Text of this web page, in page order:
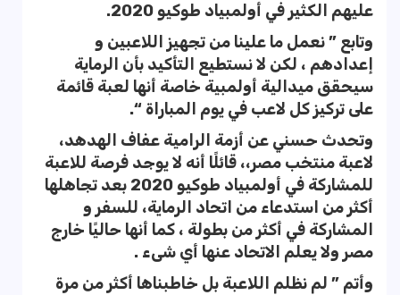
عليهم الكثير في أولمبياد طوكيو 2020.
وتابع ” نعمل ما علينا من تجهيز اللاعبين و
إعدادهم ، لكن لا نستطيع التأكيد بأن الرماية
سيحقق ميدالية أولمبية خاصة أنها لعبة قائمة
على تركيز كل لاعب في يوم المباراة “.
وتحدث حسني عن أزمة الرامية عفاف الهدهد،
لاعبة منتخب مصر،، قائلًا أنه لا يوجد فرصة للاعبة
للمشاركة في أولمبياد طوكيو 2020 بعد تجاهلها
أكثر من استدعاء من اتحاد الرماية، للسفر و
المشاركة في أكثر من بطولة ، كما أنها حاليًا خارج
مصر ولا يعلم الاتحاد عنها أي شىء .
وأتم ” لم نظلم اللاعبة بل خاطبناها أكثر من مرة